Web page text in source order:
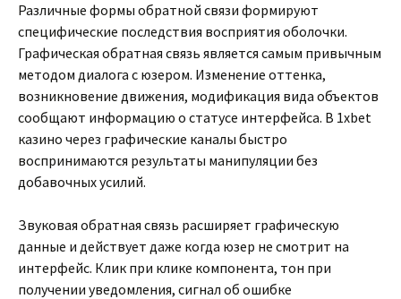
Различные формы обратной связи формируют
специфические последствия восприятия оболочки.
Графическая обратная связь является самым привычным
методом диалога с юзером. Изменение оттенка,
возникновение движения, модификация вида объектов
сообщают информацию о статусе интерфейса. В 1xbet
казино через графические каналы быстро
воспринимаются результаты манипуляции без
добавочных усилий.
Звуковая обратная связь расширяет графическую
данные и действует даже когда юзер не смотрит на
интерфейс. Клик при клике компонента, тон при
получении уведомления, сигнал об ошибке